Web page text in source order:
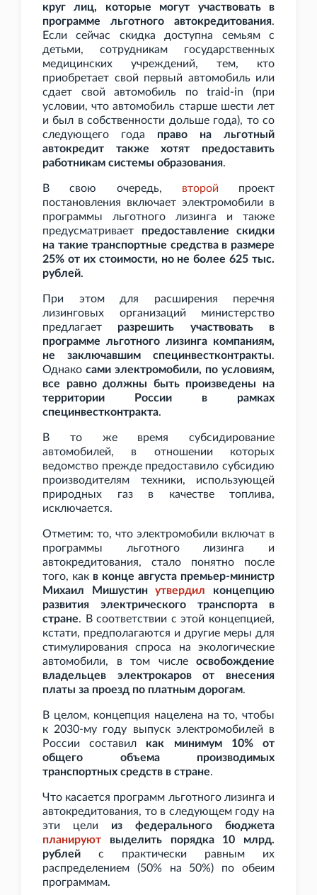
круг лиц, которые могут участвовать в
программе льготного автокредитования.
Если сейчас скидка доступна семьям с
детьми, сотрудникам государственных
медицинских учреждений, тем, кто
приобретает свой первый автомобиль или
сдает свой автомобиль по traid-in (при
условии, что автомобиль старше шести лет
и был в собственности дольше года), то со
следующего года право на льготный
автокредит также хотят предоставить
работникам системы образования.
В свою очередь, второй проект
постановления включает электромобили в
программы льготного лизинга и также
предусматривает предоставление скидки
на такие транспортные средства в размере
25% от их стоимости, но не более 625 тыс.
рублей.
При этом для расширения перечня
лизинговых организаций министерство
предлагает разрешить участвовать в
программе льготного лизинга компаниям,
не заключавшим специнвестконтракты.
Однако сами электромобили, по условиям,
все равно должны быть произведены на
территории России в рамках
специнвестконтракта.
В то же время субсидирование
автомобилей, в отношении которых
ведомство прежде предоставило субсидию
производителям техники, использующей
природных газ в качестве топлива,
исключается.
Отметим: то, что электромобили включат в
программы льготного лизинга и
автокредитования, стало понятно после
того, как в конце августа премьер-министр
Михаил Мишустинутвердил концепцию
развития электрического транспорта в
стране. В соответствии с этой концепцией,
кстати, предполагаются и другие меры для
стимулирования спроса на экологические
автомобили, в том числе освобождение
владельцев электрокаров от внесения
платы за проезд по платным дорогам.
В целом, концепция нацелена на то, чтобы
к 2030-му году выпуск электромобилей в
России составил как минимум 10% от
общего объема производимых
транспортных средств в стране.
Что касается программ льготного лизинга и
автокредитования, то в следующем году на
эти цели из федерального бюджета
планируют выделить порядка 10
млрд.
рублей с практически равным их
распределением (50% на 50%) по обеим
программам.